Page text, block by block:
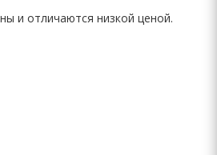
и отличаются низкой ценой.